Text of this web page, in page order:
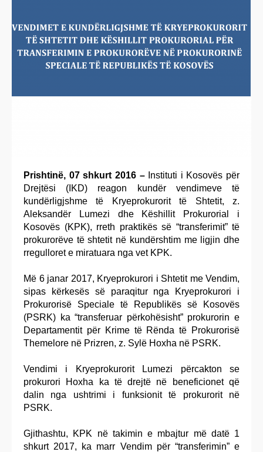
Prishtinë, 07 shkurt 2016 – Instituti i Kosovës për
Drejtësi (IKD) reagon kundër vendimeve të
kundërligjshme të Kryeprokurorit të Shtetit, z.
Aleksandër Lumezi dhe Këshillit Prokurorial i
Kosovës (KPK), rreth praktikës së “transferimit” të
prokurorëve të shtetit në kundërshtim me ligjin dhe
rregulloret e miratuara nga vet KPK.
Më 6 janar 2017, Kryeprokurori i Shtetit me Vendim,
sipas kërkesës së paraqitur nga Kryeprokurori i
Prokurorisë Speciale të Republikës së Kosovës
(PSRK) ka “transferuar përkohësisht” prokurorin e
Departamentit për Krime të Rënda të Prokurorisë
Themelore në Prizren, z. Sylë Hoxha në PSRK.
Vendimi i Kryeprokurorit Lumezi përcakton se
prokurori Hoxha ka të drejtë në beneficionet që
dalin nga ushtrimi i funksionit të prokurorit në
PSRK.
Gjithashtu, KPK në takimin e mbajtur më datë 1
shkurt 2017, ka marr Vendim për “transferimin” e